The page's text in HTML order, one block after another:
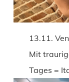
13.11.
Mit
Tages =